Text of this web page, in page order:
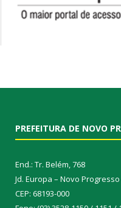
PREFEITURA DE NOVO
End.: Tr. Belém, 768
Jd. Europa – Novo Progresso
CEP: 68193-000